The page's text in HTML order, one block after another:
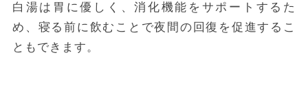
白湯は胃に優しく、消化機能をサポートするた
め、寝る前に飲むことで夜間の回復を促進するこ
ともできます。